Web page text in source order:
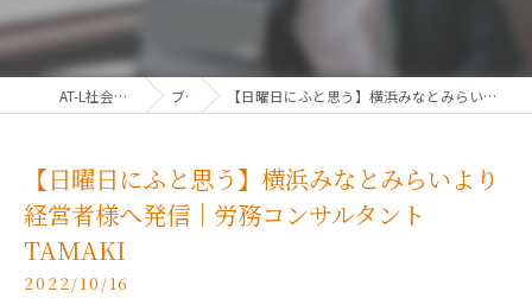
AT-L社会保険労務士法人 ブログ 【日曜日にふと思う】横浜みなとみらいより経営者様へ発信｜労務コンサルタントTAMAKI
【日曜日にふと思う】横浜みなとみらいより
経営者様へ発信｜労務コンサルタント
TAMAKI
2022/10/16